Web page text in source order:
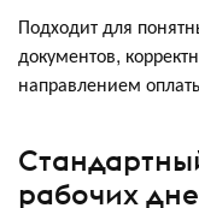
Подходит для
документов,
направлением
рабочих